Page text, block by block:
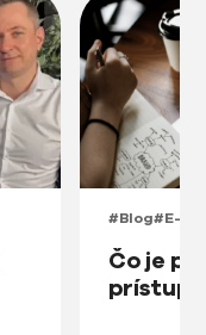
#Blog#E-
Čo je